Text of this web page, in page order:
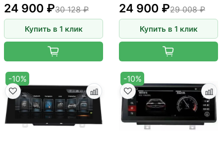
30 128 ₽
24 900 ₽
Купить в 1 клик
24 900 ₽29 008 ₽
Купить в 1 клик
-10% -10%